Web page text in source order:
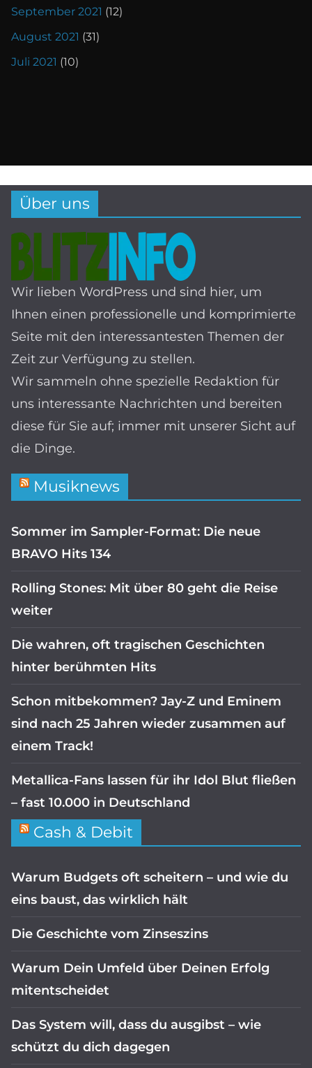
September 2021 (12)
August 2021 (31)
Juli 2021 (10)
Über uns
Wir lieben WordPress und sind hier, um
Ihnen einen professionelle und komprimierte
Seite mit den interessantesten Themen der
Zeit zur Verfügung zu stellen.
Wir sammeln ohne spezielle Redaktion für
uns interessante Nachrichten und bereiten
diese für Sie auf; immer mit unserer Sicht auf
die Dinge.
Musiknews
Sommer im Sampler-Format: Die neue
BRAVO Hits 134
Rolling Stones: Mit über 80 geht die Reise
weiter
Die wahren, oft tragischen Geschichten
hinter berühmten Hits
Schon mitbekommen? Jay-Z und Eminem
sind nach 25 Jahren wieder zusammen auf
einem Track!
Metallica-Fans lassen für ihr Idol Blut fließen
– fast 10.000 in Deutschland
Cash & Debit
Warum Budgets oft scheitern – und wie du
eins baust, das wirklich hält
Die Geschichte vom Zinseszins
Warum Dein Umfeld über Deinen Erfolg
mitentscheidet
Das System will, dass du ausgibst – wie
schützt du dich dagegen